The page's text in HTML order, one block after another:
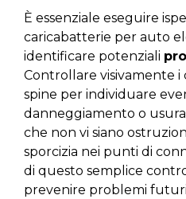
È essenziale eseguire
caricabatterie per auto
identificare potenziali
Controllare visivamente i
spine per individuare
danneggiamento o
che non vi siano
sporcizia nei punti di
di questo semplice
prevenire problemi